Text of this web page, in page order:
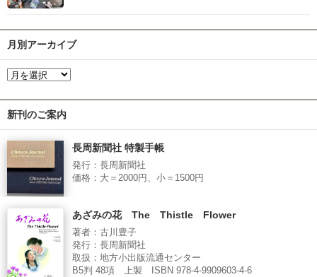
月別アーカイブ
新刊のご案内
長周新聞社 特製手帳
発行：長周新聞社
価格：大＝2000円、小＝1500円
あざみの花 The Thistle Flower
著者：古川豊子
発行：長周新聞社
取扱：地方小出版流通センター
B5判 48項 上製 ISBN 978-4-9909603-4-6